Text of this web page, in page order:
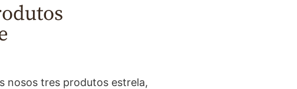
nosos tres produtos estrela,